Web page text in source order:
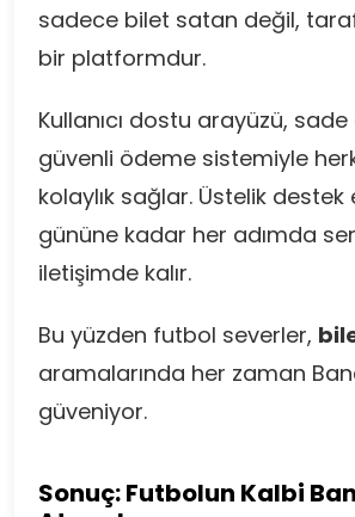
sadece bilet satan değil,
bir platformdur.
Kullanıcı dostu arayüzü, sade
güvenli ödeme sistemiyle
kolaylık sağlar. Üstelik
gününe kadar her adımda
iletişimde kalır.
Bu yüzden futbol severler,
aramalarında her zaman
güveniyor.
Sonuç: Futbolun Kalbi